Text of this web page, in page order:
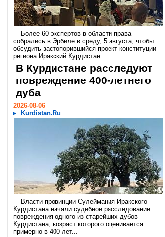
Более 60 экспертов в области права
собрались в Эрбиле в среду, 5 августа, чтобы
обсудить застопорившийся проект конституции
региона Иракский Курдистан...
В Курдистане расследуют
повреждение 400-летнего
дуба
2026-08-06
Kurdistan.Ru
Власти провинции Сулеймания Иракского
Курдистана начали судебное расследование
повреждения одного из старейших дубов
Курдистана, возраст которого оценивается
примерно в 400 лет...